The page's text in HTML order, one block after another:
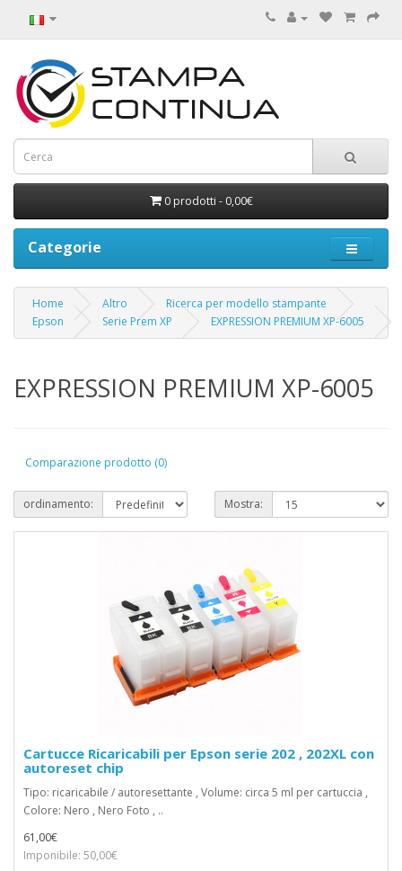
0 prodotti - 0,00€
Categorie
Home Altro
Ricerca per modello stampante
Epson
Serie Prem XP EXPRESSION PREMIUM XP-6005
EXPRESSION PREMIUM XP-6005
Comparazione prodotto (0)
ordinamento: Mostra:
Cartucce Ricaricabili per Epson serie 202 , 202XL con
autoreset chip
Tipo: ricaricabile / autoresettante , Volume: circa 5 ml per cartuccia ,
Colore: Nero , Nero Foto , ..
61,00€
Imponibile: 50,00€